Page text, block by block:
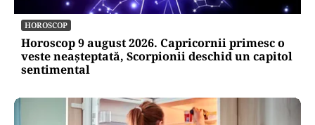
HOROSCOP
Horoscop 9 august 2026. Capricornii primesc o
veste neașteptată, Scorpionii deschid un capitol
sentimental